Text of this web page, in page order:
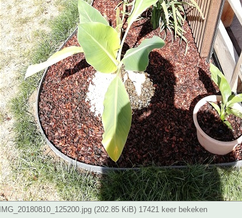
IMG_20180810_125200.jpg (202.85 KiB) 17421 keer bekeken